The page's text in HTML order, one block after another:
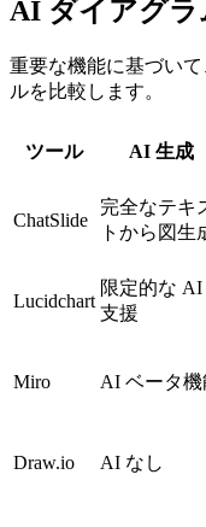
AI ダイアグラ
重要な機能に基づい
ルを比較します。
ツール AI 生成
ChatSlide
完全なテキ
トから図生
Lucidchart
限定的な AI
支援
Miro AI ベータ機
Draw.io AI なし